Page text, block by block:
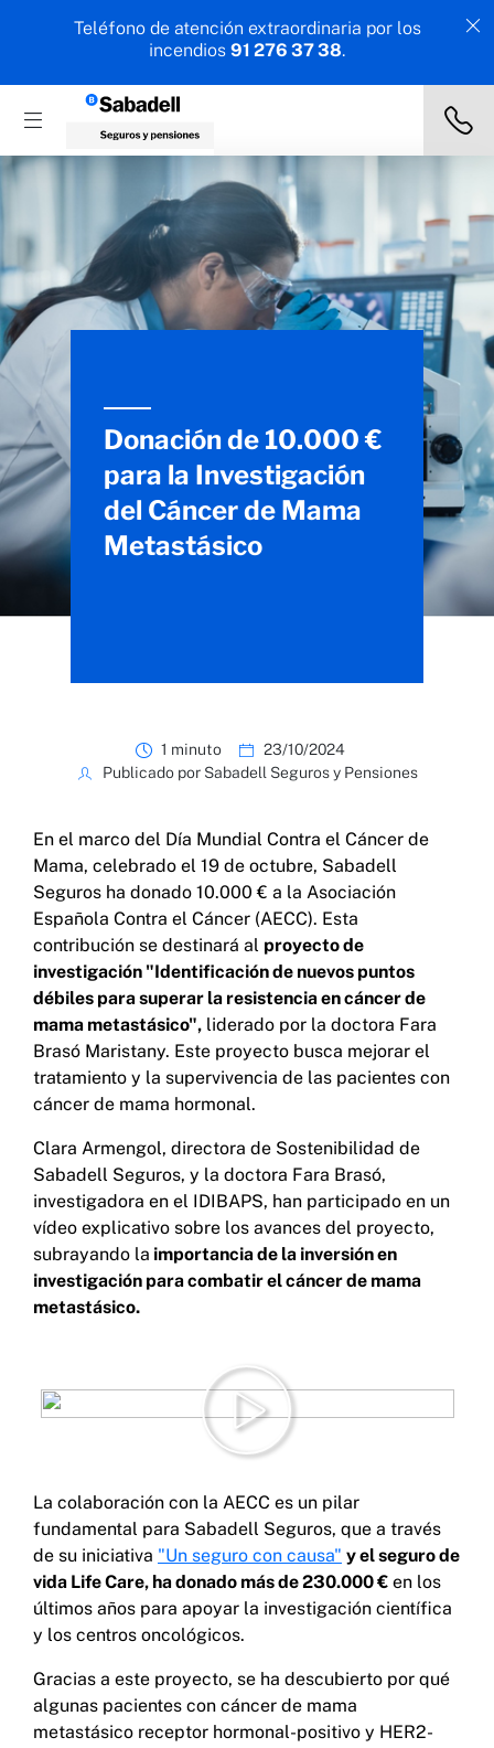
Teléfono de atención extraordinaria por los
incendios 91 276 37 38.
Donación de 10.000 €
para la Investigación
del Cáncer de Mama
Metastásico
1 minuto
23/10/2024
Publicado por Sabadell Seguros y Pensiones
En el marco del Día Mundial Contra el Cáncer de
Mama, celebrado el 19 de octubre, Sabadell
Seguros ha donado 10.000 € a la Asociación
Española Contra el Cáncer (AECC). Esta
contribución se destinará al proyecto de
investigación "Identificación de nuevos puntos
débiles para superar la resistencia en cáncer de
mama metastásico", liderado por la doctora Fara
Brasó Maristany. Este proyecto busca mejorar el
tratamiento y la supervivencia de las pacientes con
cáncer de mama hormonal.
Clara Armengol, directora de Sostenibilidad de
Sabadell Seguros, y la doctora Fara Brasó,
investigadora en el IDIBAPS, han participado en un
vídeo explicativo sobre los avances del proyecto,
subrayando la importancia de la inversión en
investigación para combatir el cáncer de mama
metastásico.
La colaboración con la AECC es un pilar
fundamental para Sabadell Seguros, que a través
de su iniciativa "Un seguro con causa" y el seguro de
vida Life Care, ha donado más de 230.000 € en los
últimos años para apoyar la investigación científica
y los centros oncológicos.
Gracias a este proyecto, se ha descubierto por qué
algunas pacientes con cáncer de mama
metastásico receptor hormonal-positivo y HER2-